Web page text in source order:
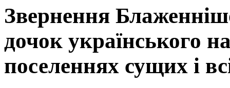
Звернення
дочок українського
поселеннях сущих і